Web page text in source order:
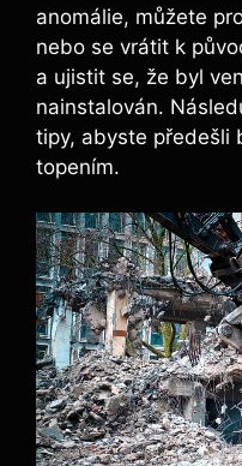
anomálie, můžete
nebo se vrátit k
a ujistit se, že byl
nainstalován.
tipy, abyste předešli
topením.